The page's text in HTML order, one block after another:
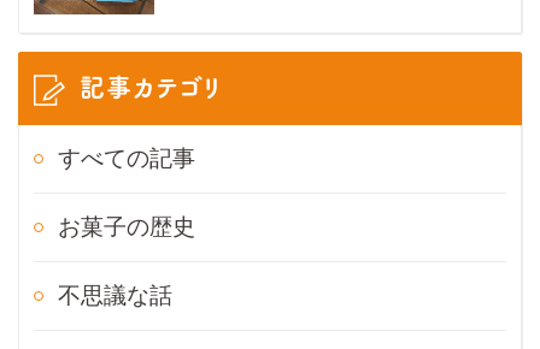
記事カテゴリ
すべての記事
お菓子の歴史
不思議な話